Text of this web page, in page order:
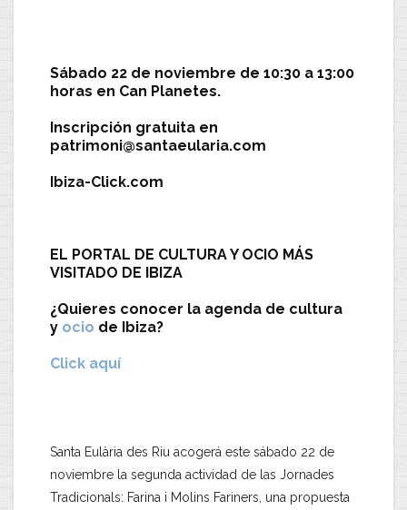
Sábado 22 de noviembre de 10:30 a 13:00
horas en Can Planetes.
Inscripción gratuita en
patrimoni@santaeularia.com
Ibiza-Click.com
EL PORTAL DE CULTURA Y OCIO MÁS
VISITADO DE IBIZA
¿Quieres conocer la agenda de cultura
y ocio de Ibiza?
Click aquí
Santa Eulària des Riu acogerá este sábado 22 de
noviembre la segunda actividad de las Jornades
Tradicionals: Farina i Molins Fariners, una propuesta